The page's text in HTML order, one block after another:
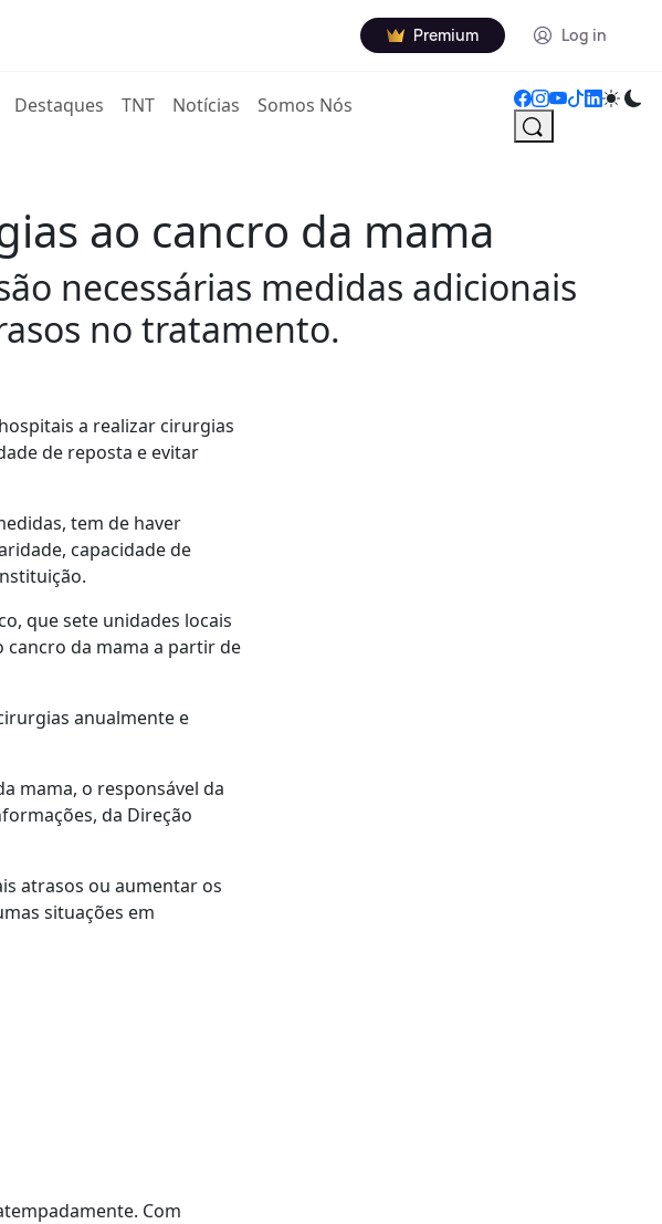
Premium Log in
Destaques TNT Notícias Somos Nós
ao cancro da mama
necessárias medidas adicionais
no tratamento.
a realizar cirurgias
de reposta e evitar
tem de haver
capacidade de
que sete unidades locais
cancro da mama a partir de
anualmente e
mama, o responsável da
da Direção
atrasos ou aumentar os
situações em
Com